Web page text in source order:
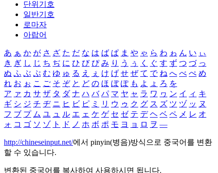
단위기호
일반기호
로마자
아랍어
あ ぁ か が さ ざ た だ な は ば ぱ ま や ゃ ら わ ゎ ん い ぃ
き ぎ し じ ち ぢ に ひ び ぴ み り う ぅ く ぐ す ず つ づ っ
ぬ ふ ぶ ぷ む ゆ ゅ る え ぇ け げ せ ぜ て で ね へ べ ぺ め
れ お ぉ こ ご そ ぞ と ど の ほ ぼ ぽ も よ ょ ろ を
ア ァ カ サ ザ タ ダ ナ ハ バ パ マ ヤ ャ ラ ワ ヮ ン イ ィ キ
ギ シ ジ チ ヂ ニ ヒ ビ ピ ミ リ ウ ゥ ク グ ス ズ ツ ヅ ッ ヌ
フ ブ プ ム ユ ュ ル エ ェ ケ ゲ セ ゼ テ デ ヘ ベ ペ メ レ オ
ォ コ ゴ ソ ゾ ト ド ノ ホ ボ ポ モ ヨ ョ ロ ヲ ―
http://chineseinput.net/에서 pinyin(병음)방식으로 중국어를 변환
할 수 있습니다.
변환된 중국어를 복사하여 사용하시면 됩니다.